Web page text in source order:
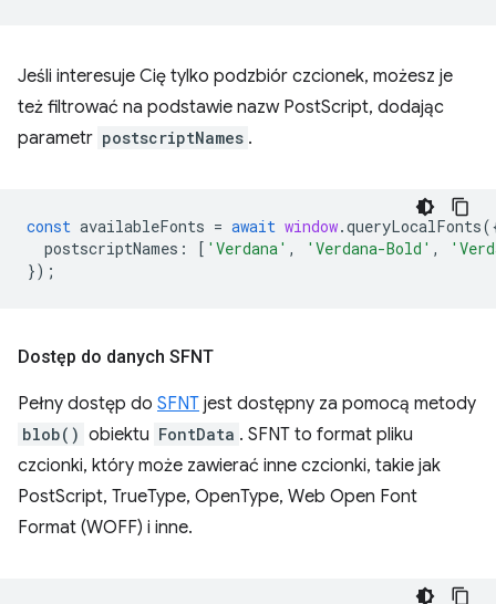
Jeśli interesuje Cię tylko podzbiór czcionek, możesz je
też filtrować na podstawie nazw PostScript, dodając
parametr postscriptNames .
const availableFonts = await window.queryLocalFonts
postscriptNames : [ 'Verdana' , 'Verdana-Bold' ,
});
Dostęp do danych SFNT
Pełny dostęp do SFNT jest dostępny za pomocą metody
blob() obiektu FontData . SFNT to format pliku
czcionki, który może zawierać inne czcionki, takie jak
PostScript, TrueType, OpenType, Web Open Font
Format (WOFF) i inne.